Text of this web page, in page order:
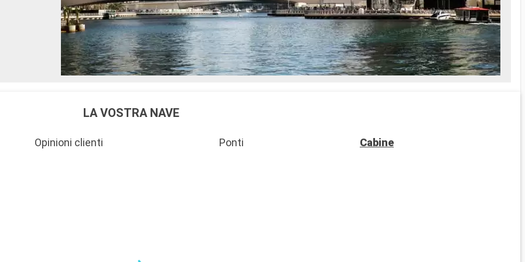
LA VOSTRA NAVE
Opinioni clienti Ponti Cabine